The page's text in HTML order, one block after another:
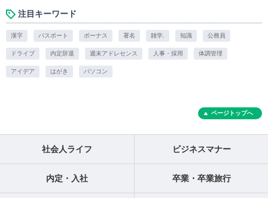
注目キーワード
漢字 パスポート ボーナス 署名 雑学. 知識 公務員
ドライブ 内定辞退 週末アドレセンス 人事・採用 体調管理
アイデア はがき パソコン
ページトップへ
社会人ライフ ビジネスマナー
内定・入社 卒業・卒業旅行